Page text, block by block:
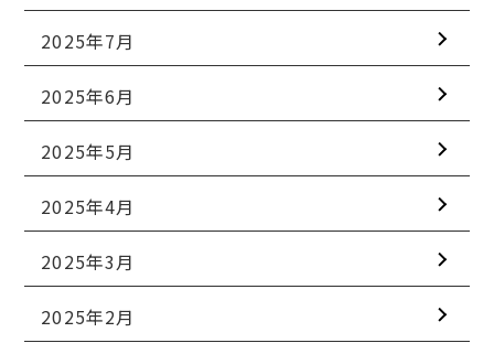
2025年7月
2025年6月
2025年5月
2025年4月
2025年3月
2025年2月